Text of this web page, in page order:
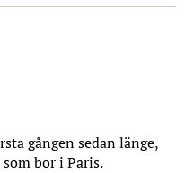
gången sedan länge,
bor i Paris.